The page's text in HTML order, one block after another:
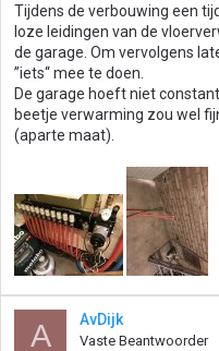
Tijdens de verbouwing een
loze leidingen van de
de garage. Om vervolgens
”iets“ mee te doen.
De garage hoeft niet
beetje verwarming zou wel
(aparte maat).
A AvDijk
Vaste Beantwoorder